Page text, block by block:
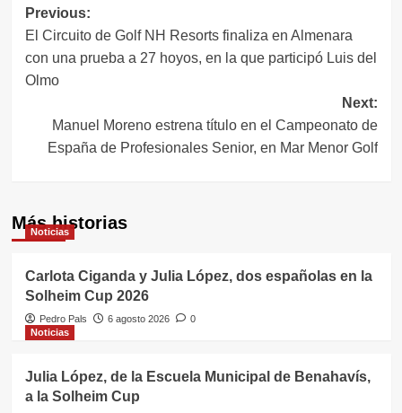
Navegación
de
entradas
Previous:
El Circuito de Golf NH Resorts finaliza en Almenara
con una prueba a 27 hoyos, en la que participó Luis del
Olmo
Next:
Manuel Moreno estrena título en el Campeonato de
España de Profesionales Senior, en Mar Menor Golf
Más historias
Noticias
Carlota Ciganda y Julia López, dos españolas en la
Solheim Cup 2026
Pedro Pals 6 agosto 2026
0
Noticias
Julia López, de la Escuela Municipal de Benahavís,
a la Solheim Cup